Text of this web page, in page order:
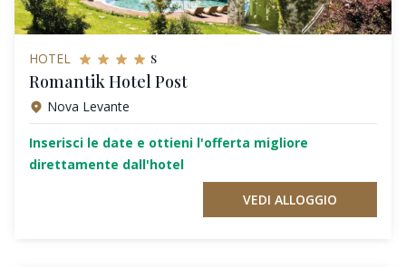
HOTEL s
Romantik Hotel Post
Nova Levante
Inserisci le date e ottieni l'offerta migliore
direttamente dall'hotel
VEDI ALLOGGIO